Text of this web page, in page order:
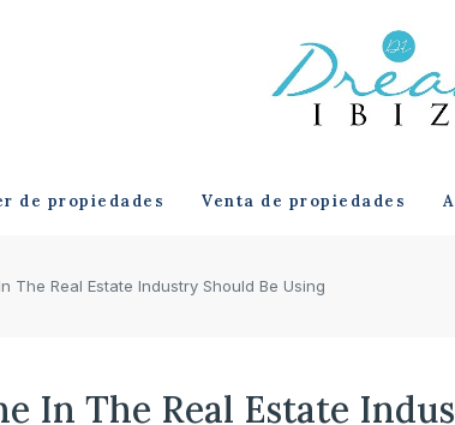
de propiedades Venta de propiedades
The Real Estate Industry Should Be Using
In The Real Estate